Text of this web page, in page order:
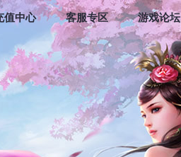
值中心 客服专区 游戏论坛